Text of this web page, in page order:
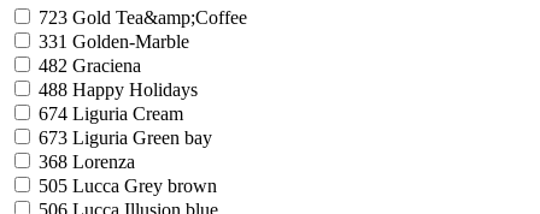
723 Gold Tea&amp;Coffee
331 Golden-Marble
482 Graciena
488 Happy Holidays
674 Liguria Cream
673 Liguria Green bay
368 Lorenza
505 Lucca Grey brown
506 Lucca Illusion blue